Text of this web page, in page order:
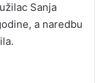
Sanja
a naredbu